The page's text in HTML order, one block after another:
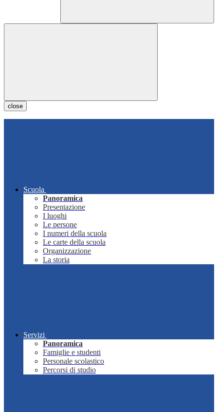
close
Scuola
Panoramica
Presentazione
I luoghi
Le persone
I numeri della scuola
Le carte della scuola
Organizzazione
La storia
Servizi
Panoramica
Famiglie e studenti
Personale scolastico
Percorsi di studio